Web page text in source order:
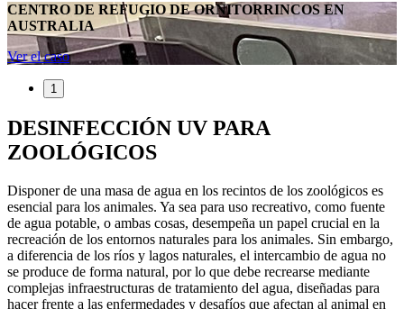
CENTRO DE REFUGIO DE ORNITORRINCOS EN
AUSTRALIA
Ver el caso
1
DESINFECCIÓN UV PARA
ZOOLÓGICOS
Disponer de una masa de agua en los recintos de los zoológicos es
esencial para los animales. Ya sea para uso recreativo, como fuente
de agua potable, o ambas cosas, desempeña un papel crucial en la
recreación de los entornos naturales para los animales. Sin embargo,
a diferencia de los ríos y lagos naturales, el intercambio de agua no
se produce de forma natural, por lo que debe recrearse mediante
complejas infraestructuras de tratamiento del agua, diseñadas para
hacer frente a las enfermedades y desafíos que afectan al animal en